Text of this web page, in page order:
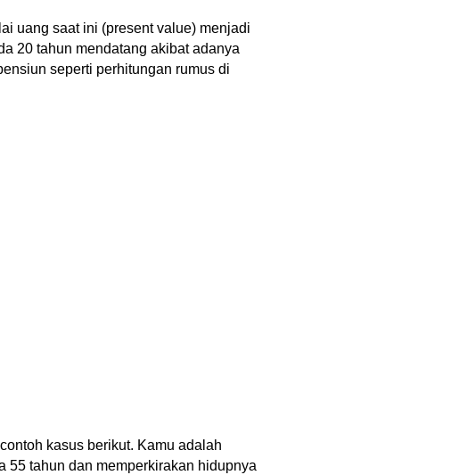
uang saat ini (present value) menjadi
20 tahun mendatang akibat adanya
seperti perhitungan rumus di
kasus berikut. Kamu adalah
55 tahun dan memperkirakan hidupnya